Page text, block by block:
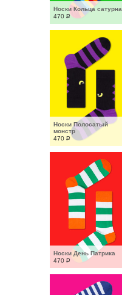
Носки Кольца сатурна
470 Р
Носки Полосатый
монстр
470 Р
Носки День Патрика
470 Р